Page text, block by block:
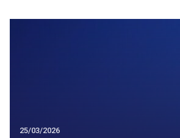
25/03/2026